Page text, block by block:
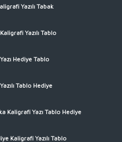
Yazılı Tabak
Yazılı Tablo
Hediye Tablo
Tablo Hediye
Kaligrafi Yazı Tablo Hediye
Kaligrafi Yazılı Tablo